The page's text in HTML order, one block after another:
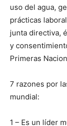
uso del agua,
prácticas
junta directiva,
y
Primeras
7 razones por
mundial:
1 – Es un líder